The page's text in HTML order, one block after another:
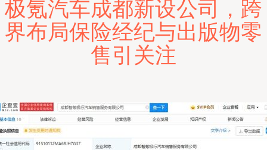
极氪汽车成都新设公司，跨
界布局保险经纪与出版物零
售引关注